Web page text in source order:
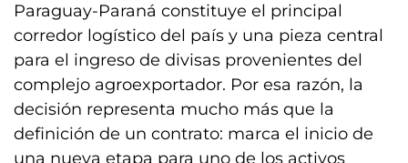
Paraguay-Paraná constituye el principal
corredor logístico del país y una pieza central
para el ingreso de divisas provenientes del
complejo agroexportador. Por esa razón, la
decisión representa mucho más que la
definición de un contrato: marca el inicio de
una nueva etapa para uno de los activos